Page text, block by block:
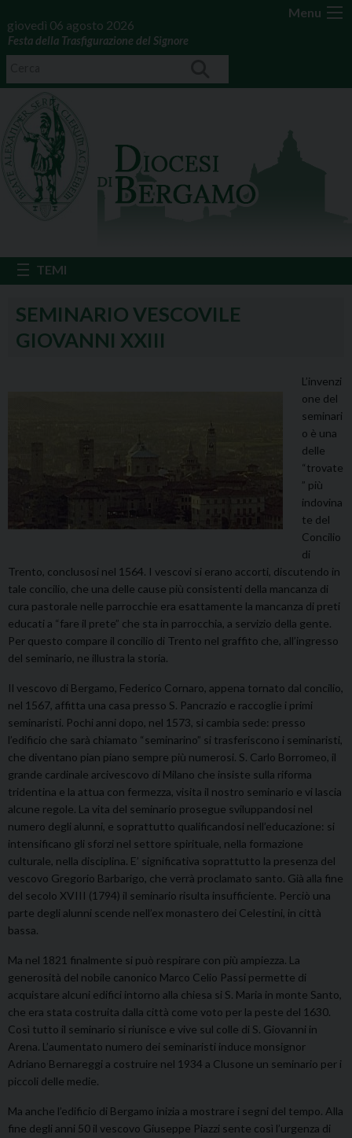
Menu
giovedì 06 agosto 2026
Festa della Trasfigurazione del Signore
SEMINARIO VESCOVILE
GIOVANNI XXIII
L’invenzi
one del
seminari
o è una
delle
“trovate
” più
indovina
te del
Concilio
di
Trento, conclusosi nel 1564. I vescovi si erano accorti, discutendo in
tale concilio, che una delle cause più consistenti della mancanza di
cura pastorale nelle parrocchie era esattamente la mancanza di preti
educati a “fare il prete” che sta in parrocchia, a servizio della gente.
Per questo compare il concilio di Trento nel graffito che, all’ingresso
del seminario, ne illustra la storia.
Il vescovo di Bergamo, Federico Cornaro, appena tornato dal concilio,
nel 1567, affitta una casa presso S. Pancrazio e raccoglie i primi
seminaristi. Pochi anni dopo, nel 1573, si cambia sede: presso
l’edificio che sarà chiamato “seminarino” si trasferiscono i seminaristi,
che diventano pian piano sempre più numerosi. S. Carlo Borromeo, il
grande cardinale arcivescovo di Milano che insiste sulla riforma
tridentina e la attua con fermezza, visita il nostro seminario e vi lascia
alcune regole. La vita del seminario prosegue sviluppandosi nel
numero degli alunni, e soprattutto qualificandosi nell’educazione: si
intensificano gli sforzi nel settore spirituale, nella formazione
culturale, nella disciplina. E’ significativa soprattutto la presenza del
vescovo Gregorio Barbarigo, che verrà proclamato santo. Già alla fine
del secolo XVIII (1794) il seminario risulta insufficiente. Perciò una
parte degli alunni scende nell’ex monastero dei Celestini, in città
bassa.
Ma nel 1821 finalmente si può respirare con più ampiezza. La
generosità del nobile canonico Marco Celio Passi permette di
acquistare alcuni edifici intorno alla chiesa si S. Maria in monte Santo,
che era stata costruita dalla città come voto per la peste del 1630.
Così tutto il seminario si riunisce e vive sul colle di S. Giovanni in
Arena. L’aumentato numero dei seminaristi induce monsignor
Adriano Bernareggi a costruire nel 1934 a Clusone un seminario per i
piccoli delle medie.
Ma anche l’edificio di Bergamo inizia a mostrare i segni del tempo. Alla
fine degli anni 50 il vescovo Giuseppe Piazzi sente così l’urgenza di